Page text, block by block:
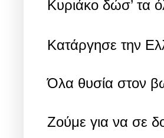
Κυριάκο δώσ’ τα
Κατάργησε την
Όλα θυσία στον
Ζούμε για να σε